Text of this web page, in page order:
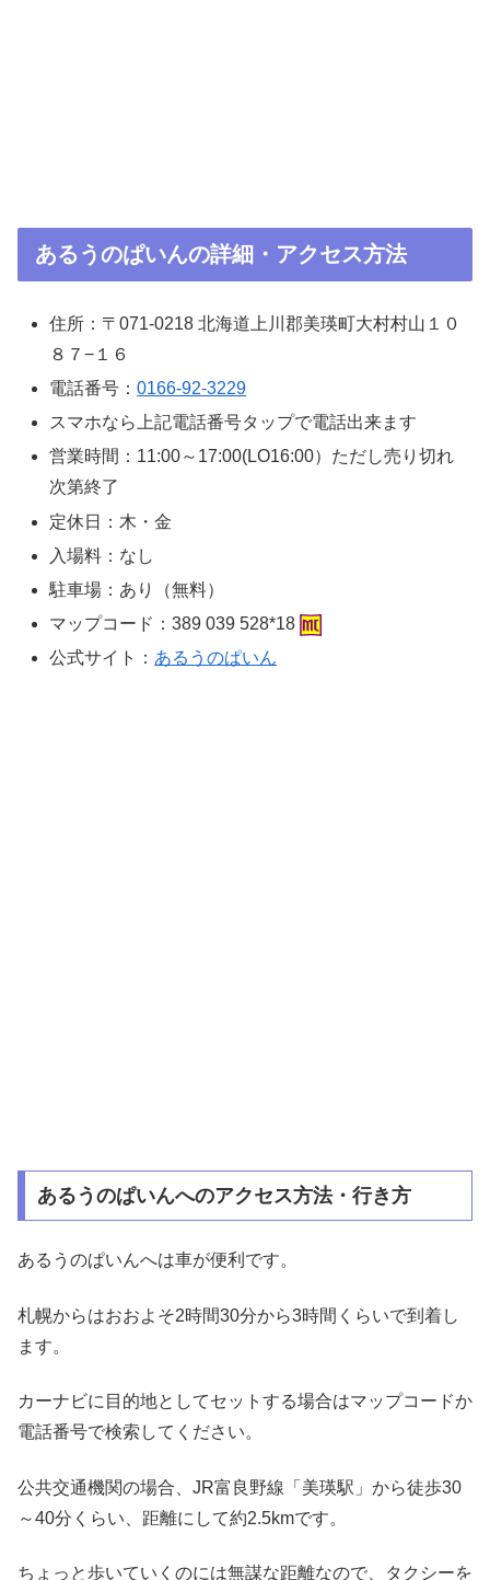
あるうのぱいんの詳細・アクセス方法
住所：〒071-0218 北海道上川郡美瑛町大村村山１０
８７−１６
電話番号：0166-92-3229
スマホなら上記電話番号タップで電話出来ます
営業時間：11:00～17:00(LO16:00）ただし売り切れ
次第終了
定休日：木・金
入場料：なし
駐車場：あり（無料）
マップコード：389 039 528*18
公式サイト： あるうのぱいん
あるうのぱいんへのアクセス方法・行き方
あるうのぱいんへは車が便利です。
札幌からはおおよそ2時間30分から3時間くらいで到着し
ます。
カーナビに目的地としてセットする場合はマップコードか
電話番号で検索してください。
公共交通機関の場合、JR富良野線「美瑛駅」から徒歩30
～40分くらい、距離にして約2.5kmです。
ちょっと歩いていくのには無謀な距離なので、タクシーを